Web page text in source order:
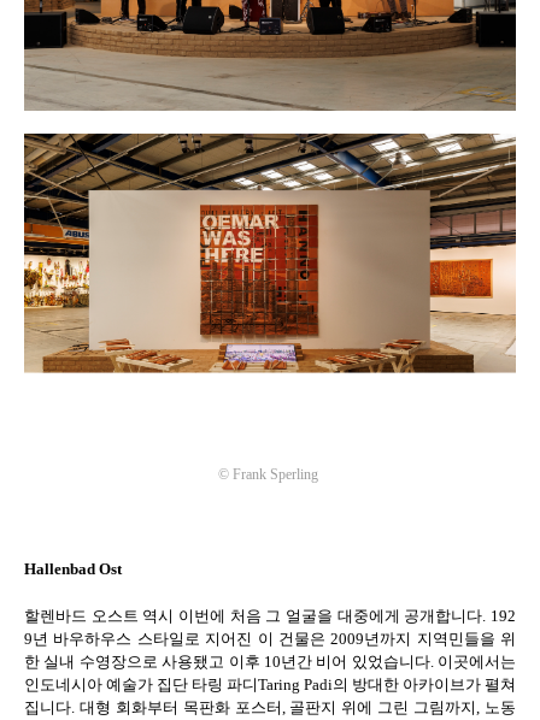
© Frank Sperling
Hallenbad Ost
할렌바드 오스트 역시 이번에 처음 그 얼굴을 대중에게 공개합니다. 192
9년 바우하우스 스타일로 지어진 이 건물은 2009년까지 지역민들을 위
한 실내 수영장으로 사용됐고 이후 10년간 비어 있었습니다. 이곳에서는
인도네시아 예술가 집단 타링 파디Taring Padi의 방대한 아카이브가 펼쳐
집니다. 대형 회화부터 목판화 포스터, 골판지 위에 그린 그림까지, 노동